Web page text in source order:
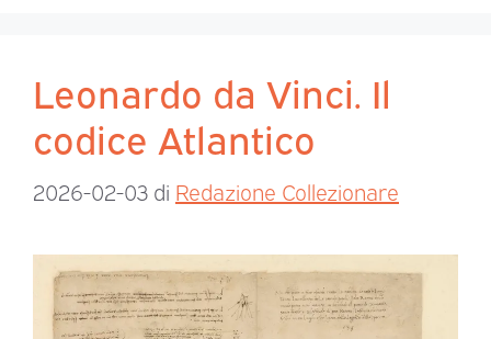
Leonardo da Vinci. Il
codice Atlantico
2026-02-03 di Redazione Collezionare